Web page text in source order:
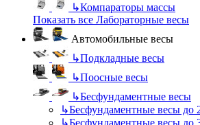
↳Компараторы массы
Показать все Лабораторные весы
Автомобильные весы
↳Подкладные весы
↳Поосные весы
↳Бесфундаментные весы
↳Бесфундаментные весы до
↳Бесфундаментные весы до